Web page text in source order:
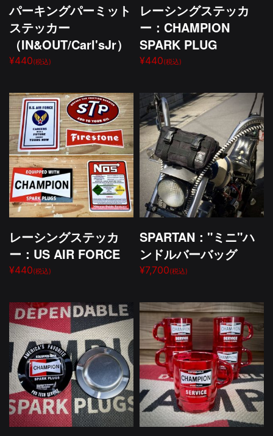
パーキングパーミット
ステッカー
（IN&OUT/Carl'sJr）
¥440(税込)
レーシングステッカ
ー：CHAMPION
SPARK PLUG
¥440(税込)
レーシングステッカ
ー：US AIR FORCE
¥440(税込)
SPARTAN："ミニ"ハ
ンドルバーバッグ
¥7,700(税込)